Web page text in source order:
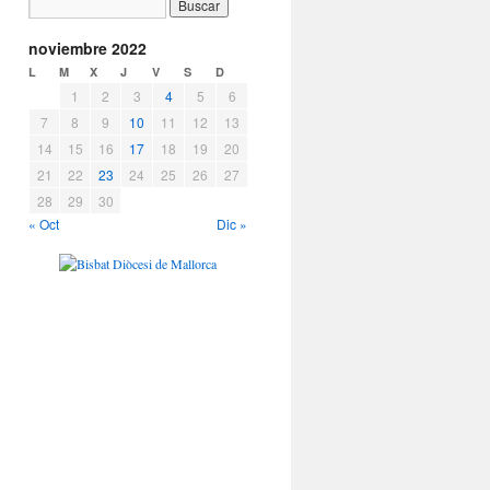
noviembre 2022
L M X J V S D
1 2 3 4 5
6
7
8 9 10 11 12
13
14
15 16 17 18 19
20
21
22 23 24 25 26
27
28
29
30
« Oct
Dic »